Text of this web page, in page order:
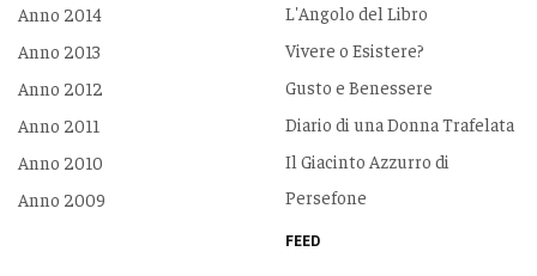
Anno 2014
Anno 2013
Anno 2012
Anno 2011
Anno 2010
Anno 2009
L'Angolo del Libro
Vivere o Esistere?
Gusto e Benessere
Diario di una Donna Trafelata
Il Giacinto Azzurro di
Persefone
FEED